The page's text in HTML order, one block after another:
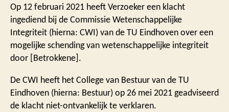
Op 12 februari 2021 heeft Verzoeker een klacht
ingediend bij de Commissie Wetenschappelijke
Integriteit (hierna: CWI) van de TU Eindhoven over een
mogelijke schending van wetenschappelijke integriteit
door [Betrokkene].
De CWI heeft het College van Bestuur van de TU
Eindhoven (hierna: Bestuur) op 26 mei 2021 geadviseerd
de klacht niet-ontvankelijk te verklaren.